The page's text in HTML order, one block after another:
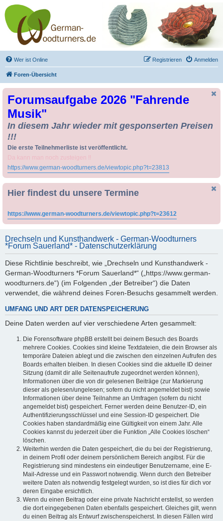
Drechseln und
Kunsthandwerk -
German-Woodturners
*Forum Sauerland*
Der Treffpunkt für Drechsler und Freunde des Kunsthandwerks
Wer ist Online Anmelden
Registrieren
Foren-Übersicht
Forumsaufgabe 2026 "Fahrende
Musik"
In diesem Jahr wieder mit gesponserten Preisen
!!!
Die erste Teilnehmerliste ist veröffentlicht.
Da kann man noch zusteigen !!
https://www.german-woodturners.de/viewtopic.php?t=23813
Hier findest du unsere Termine
https://www.german-woodturners.de/viewtopic.php?t=23612
Drechseln und Kunsthandwerk - German-Woodturners
*Forum Sauerland* - Datenschutzerklärung
Diese Richtlinie beschreibt, wie „Drechseln und Kunsthandwerk -
German-Woodturners *Forum Sauerland*“ („https://www.german-
woodturners.de“) (im Folgenden „der Betreiber“) die Daten
verwendet, die während deines Foren-Besuchs gesammelt werden.
UMFANG UND ART DER DATENSPEICHERUNG
Deine Daten werden auf vier verschiedene Arten gesammelt:
Die Forensoftware phpBB erstellt bei deinem Besuch des Boards
mehrere Cookies. Cookies sind kleine Textdateien, die dein Browser als
temporäre Dateien ablegt und die zwischen den einzelnen Aufrufen des
Boards erhalten bleiben. In diesen Cookies sind die aktuelle ID deiner
Sitzung (damit dir alle Seitenaufrufe zugeordnet werden können),
Informationen über die von dir gelesenen Beiträge (zur Markierung
dieser als gelesen/ungelesen; sofern du nicht angemeldet bist) sowie
Informationen über deine Teilnahme an Umfragen (sofern du nicht
angemeldet bist) gespeichert. Ferner werden deine Benutzer-ID, ein
Authentifizierungsschlüssel und eine Session-ID gespeichert. Die
Cookies haben standardmäßig eine Gültigkeit von einem Jahr. Alle
Cookies kannst du jederzeit über die Funktion „Alle Cookies löschen“
löschen.
Weiterhin werden die Daten gespeichert, die du bei der Registrierung,
in deinem Profil oder deinem persönlichem Bereich angibst. Für die
Registrierung sind mindestens ein eindeutiger Benutzername, eine E-
Mail-Adresse und ein Passwort notwendig. Wenn durch den Betreiber
weitere Daten als notwendig festgelegt wurden, so ist dies für dich vor
deren Eingabe ersichtlich.
Wenn du einen Beitrag oder eine private Nachricht erstellst, so werden
die dort eingegebenen Daten ebenfalls gespeichert. Gleiches gilt, wenn
du einen Beitrag als Entwurf zwischenspeicherst. In diesen Fällen wird